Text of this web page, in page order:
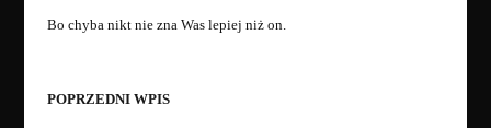
Bo chyba nikt nie zna Was lepiej niż on.
POPRZEDNI WPIS